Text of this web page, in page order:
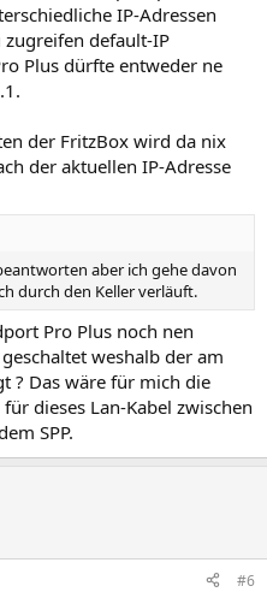
IP-Adressen
zugreifen default-IP
Plus dürfte entweder ne
der FritzBox wird da nix
der aktuellen IP-Adresse
aber ich gehe davon
durch den Keller verläuft.
Pro Plus noch nen
weshalb der am
? Das wäre für mich die
dieses Lan-Kabel zwischen
SPP.
#6